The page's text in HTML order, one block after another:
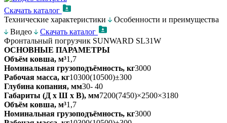
Скачать каталог
Технические характеристики
Особенности и преимущества
Видео
Скачать каталог
Фронтальный погрузчик SUNWARD SL31W
ОСНОВНЫЕ ПАРАМЕТРЫ
Объём ковша, м³1,7
Номинальная грузоподъёмность, кг3000
Рабочая масса, кг10300(10500)±300
Глубина копания, мм30- 40
Габариты (Д х Ш х В), мм7200(7450)×2500×3180
Объём ковша, м³1,7
Номинальная грузоподъёмность, кг3000